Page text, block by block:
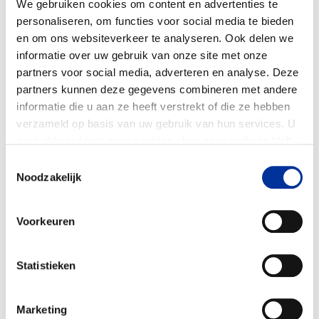
We gebruiken cookies om content en advertenties te
personaliseren, om functies voor social media te bieden
en om ons websiteverkeer te analyseren. Ook delen we
informatie over uw gebruik van onze site met onze
partners voor social media, adverteren en analyse. Deze
partners kunnen deze gegevens combineren met andere
informatie die u aan ze heeft verstrekt of die ze hebben
verzameld op basis van uw gebruik van hun services. U
Noodzakelijk
Voorkeuren
Statistieken
Marketing
Voor de verkoop van spullen aan de deur,
zoals kaarten, kalenders, stroopwafels, etc. is
ook een collectevergunning nodig. Het komt
vaak voor dat er geen vergunning is
aangevraagd bij de gemeente. Het is
meestal niet duidelijk hoeveel er wordt
verkoopkramen bij supermarkten, op
7. Zie je iets opvallends? Meld het!
Zie je iets geks, heb je een nare ervaring of
valt je iets op? Meld het! Dit kan je doen bij
de politie wanneer de collectant of werver